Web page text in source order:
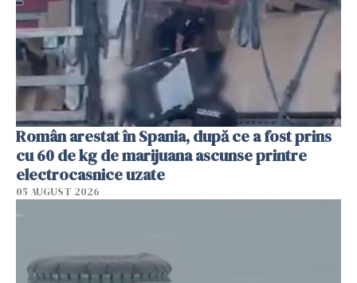
Român arestat în Spania, după ce a fost prins
cu 60 de kg de marijuana ascunse printre
electrocasnice uzate
05 AUGUST 2026